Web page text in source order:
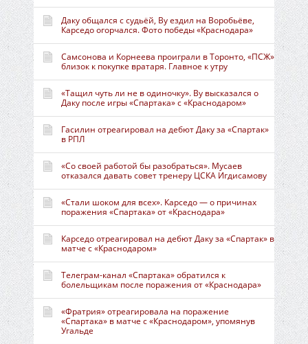
Даку общался с судьёй, Ву ездил на Воробьёве,
Карседо огорчался. Фото победы «Краснодара»
Самсонова и Корнеева проиграли в Торонто, «ПСЖ»
близок к покупке вратаря. Главное к утру
«Тащил чуть ли не в одиночку». Ву высказался о
Даку после игры «Спартака» с «Краснодаром»
Гасилин отреагировал на дебют Даку за «Спартак»
в РПЛ
«Со своей работой бы разобраться». Мусаев
отказался давать совет тренеру ЦСКА Игдисамову
«Стали шоком для всех». Карседо — о причинах
поражения «Спартака» от «Краснодара»
Карседо отреагировал на дебют Даку за «Спартак» в
матче с «Краснодаром»
Телеграм-канал «Спартака» обратился к
болельщикам после поражения от «Краснодара»
«Фратрия» отреагировала на поражение
«Спартака» в матче с «Краснодаром», упомянув
Угальде